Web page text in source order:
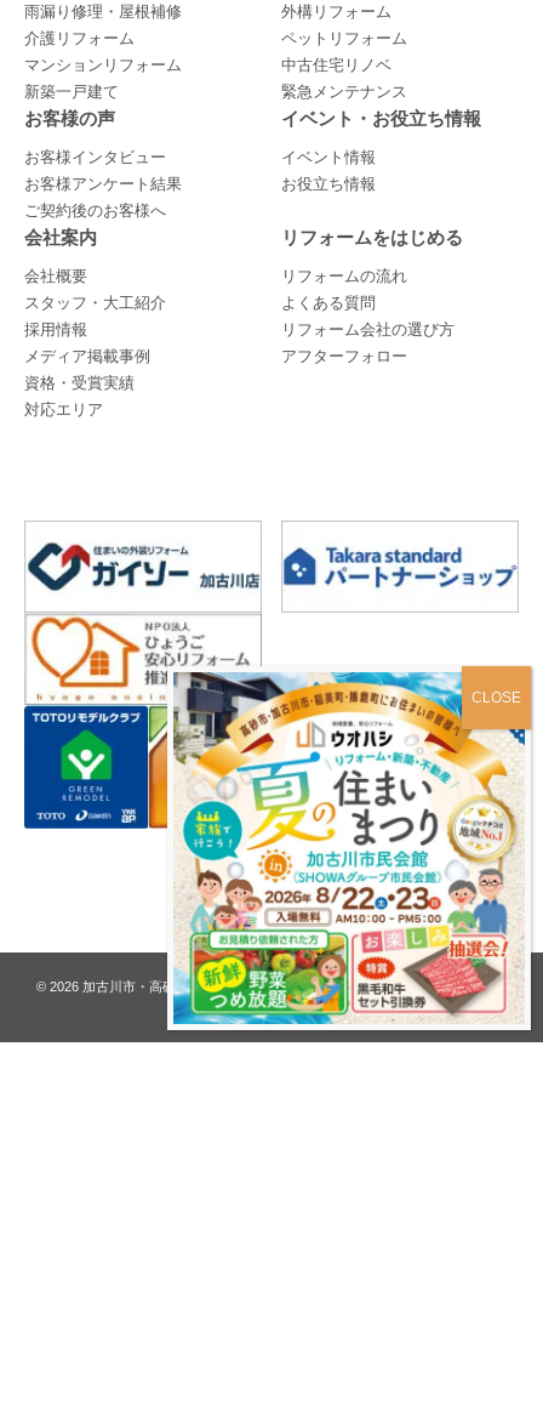
雨漏り修理・屋根補修
外構リフォーム
介護リフォーム
ペットリフォーム
マンションリフォーム
中古住宅リノベ
新築一戸建て
緊急メンテナンス
お客様の声
お客様インタビュー
お客様アンケート結果
ご契約後のお客様へ
イベント・お役立ち情報
イベント情報
お役立ち情報
会社案内
会社概要
スタッフ・大工紹介
採用情報
メディア掲載事例
資格・受賞実績
対応エリア
リフォームをはじめる
リフォームの流れ
よくある質問
リフォーム会社の選び方
アフターフォロー
プライバシーポリシー
© 2026 加古川市・高砂市 夢リフォーム ウオハシ – 創業128年の老舗. All rights
reserved.